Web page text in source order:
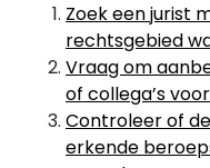
Zoek een jurist
rechtsgebied
Vraag om
of collega’s
Controleer of
erkende